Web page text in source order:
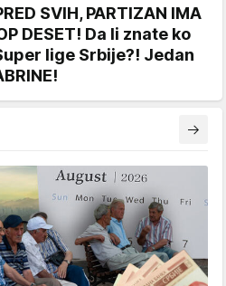
SVIH, PARTIZAN IMA
DESET! Da li znate ko
lige Srbije?! Jedan